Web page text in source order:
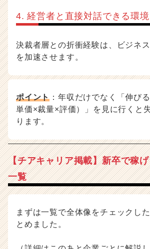
4. 経営者と直接対話できる環境
決裁者層との折衝経験は、ビジネ
を加速させます。
ポイント ：年収だけでなく「伸び
単価×裁量×評価）」を見に行くと
ります。
【チアキャリア掲載】新卒で稼
一覧
まずは一覧で全体像をチェックし
とめました。